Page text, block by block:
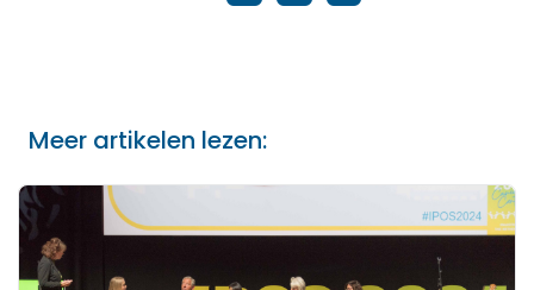
Meer artikelen lezen: